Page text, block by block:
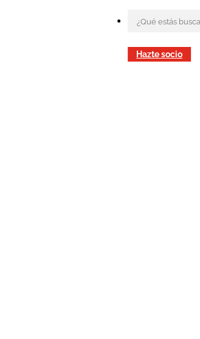
Hazte socio